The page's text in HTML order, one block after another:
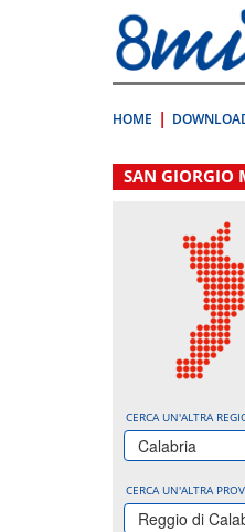
direttamente
a:
Contenuto
HOME
.
SAN GIORGIO
CERCA UN'ALTRA
Calabria
CERCA UN'ALTRA
Reggio di